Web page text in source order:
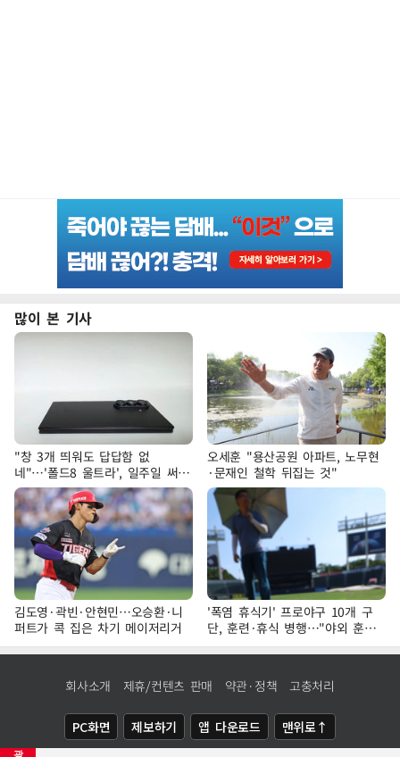
광
많이 본 기사
"창 3개 띄워도 답답함 없
네"…'폴드8 울트라', 일주일 써보
니
오세훈 "용산공원 아파트, 노무현
·문재인 철학 뒤집는 것"
김도영·곽빈·안현민…오승환·니
퍼트가 콕 집은 차기 메이저리거
'폭염 휴식기' 프로야구 10개 구
단, 훈련·휴식 병행…"야외 훈련
해도 안전 최우선"
회사소개 제휴/컨텐츠 판매 약관·정책 고충처리
PC화면 제보하기 앱 다운로드 맨위로↑